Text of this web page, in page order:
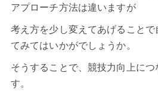
アプローチ方法は違いますが
考え方を少し変えてあげること
てみてはいかがでしょうか。
そうすることで、競技力向上につ
す。